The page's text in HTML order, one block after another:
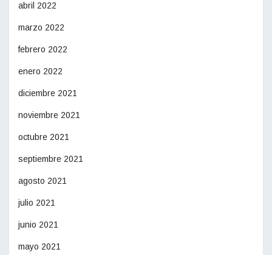
abril 2022
marzo 2022
febrero 2022
enero 2022
diciembre 2021
noviembre 2021
octubre 2021
septiembre 2021
agosto 2021
julio 2021
junio 2021
mayo 2021